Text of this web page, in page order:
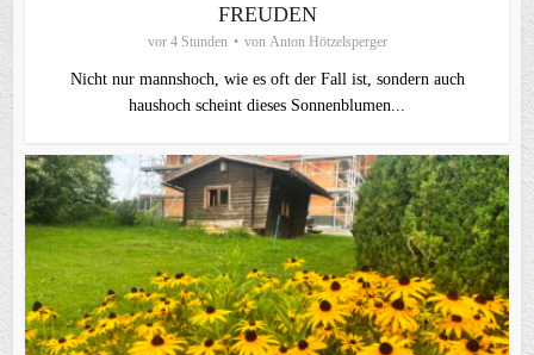
FREUDEN
vor 4 Stunden von Anton Hötzelsperger
Nicht nur mannshoch, wie es oft der Fall ist, sondern auch
haushoch scheint dieses Sonnenblumen...